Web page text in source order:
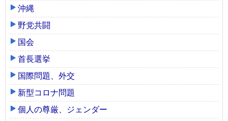
沖縄
野党共闘
国会
首長選挙
国際問題、外交
新型コロナ問題
個人の尊厳、ジェンダー